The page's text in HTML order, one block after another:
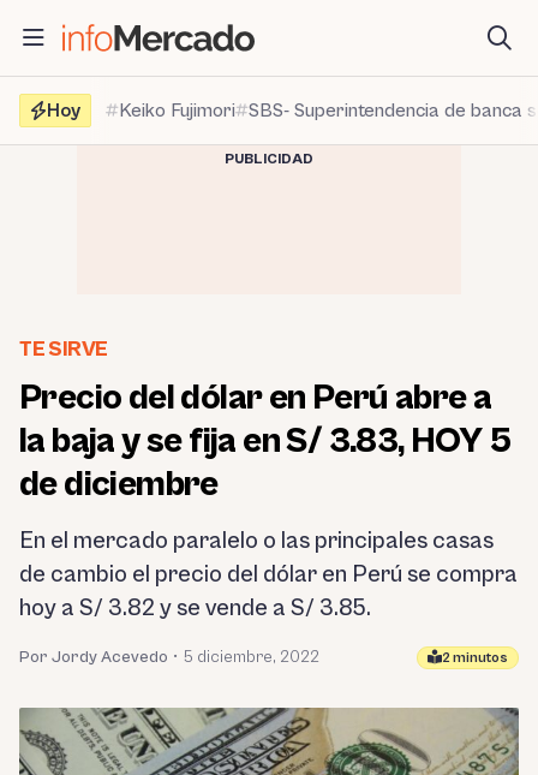
contenido
Hoy
Keiko Fujimori SBS- Superintendencia de banca
PUBLICIDAD
TE SIRVE
Precio del dólar en Perú abre a
la baja y se fija en S/ 3.83, HOY 5
de diciembre
En el mercado paralelo o las principales casas
de cambio el precio del dólar en Perú se compra
hoy a S/ 3.82 y se vende a S/ 3.85.
Por Jordy Acevedo • 5 diciembre, 2022 2 minutos